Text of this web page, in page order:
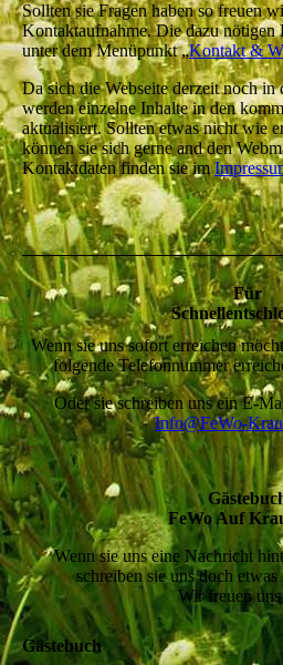
Sollten sie Fragen haben so freuen
Kontaktaufnahme. Die dazu nötigen
unter dem Menüpunkt „Kontakt &
Da sich die Webseite derzeit noch in
werden einzelne Inhalte in den
aktualisiert. Sollten etwas nicht wie
können sie sich gerne and den
Kontaktdaten finden sie im
Für
Wenn sie uns sofort erreichen
folgende Telefonnummer
Oder sie schreiben uns ein E-
Info@FeWo-
FeWo Auf
Wenn sie uns eine Nachricht
schreiben sie uns doch
Wir freuen uns
Gästebuch